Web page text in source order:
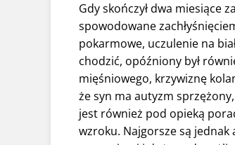
Gdy skończył dwa miesiące
spowodowane
pokarmowe, uczulenie na
chodzić, opóźniony był
mięśniowego, krzywiznę
że syn ma autyzm
jest również pod opieką
wzroku. Najgorsze są